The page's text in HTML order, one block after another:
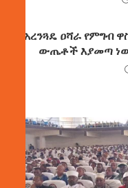
አረንጓዴ ዐሻራ የምግብ
ውጤቶች እያመጣ ነው